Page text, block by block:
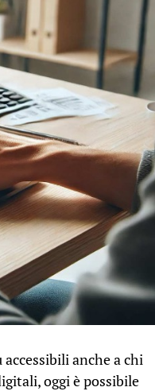
anche a chi
oggi è possibile